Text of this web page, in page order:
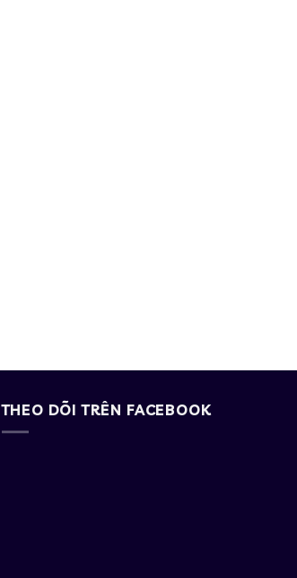
THEO DÕI TRÊN FACEBOOK